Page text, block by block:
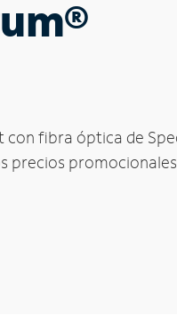
con fibra óptica de
precios